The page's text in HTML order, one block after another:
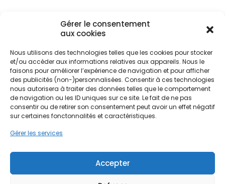
Gérer le consentement
aux cookies
Nous utilisons des technologies telles que les cookies pour stocker
et/ou accéder aux informations relatives aux appareils. Nous le
faisons pour améliorer l’expérience de navigation et pour afficher
des publicités (non-)personnalisées. Consentir à ces technologies
nous autorisera à traiter des données telles que le comportement
de navigation ou les ID uniques sur ce site. Le fait de ne pas
consentir ou de retirer son consentement peut avoir un effet négatif
sur certaines fonctonnalités et caractéristiques.
Gérer les services
Accepter
L'isolation thermique par l'intérieur ou par
l'extérieur (ITE/ITI) devient alors un levier
delà du simple confort, il s'agit d'une démarche
écologique et économique majeure. Dans un
contexte où les coûts de l'énergie fluctuent,
sécuriser son habitat contre les pertes de chaleur
est une priorité. PPF accompagne les habitants de
l'Eure dans cette transition, en proposant des
solutions adaptées aux spécificités des sols
ainsi une rénovation durable et performante.
Ne passez pas à côté de vos
aides !
Faites vite, les budgets
MaPrimeRénov' sont annuels et
limités. Les dossiers sont traités
Contactez-nous maintenant
pour maximiser vos aides !